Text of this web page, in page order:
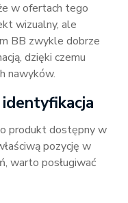
w ofertach tego
wizualny, ale
BB zwykle dobrze
dzięki czemu
nawyków.
produkt dostępny w
pozycję w
warto posługiwać